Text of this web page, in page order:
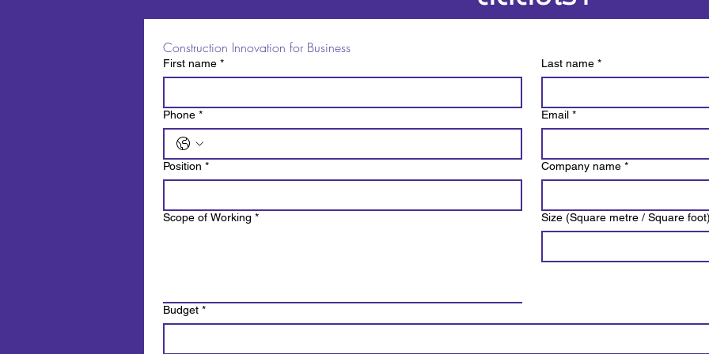
Construction Innovation for Business
First name * Last name *
Phone * Email *
Position * Company name *
Scope of Working * Size (Square metre / Square
Budget *